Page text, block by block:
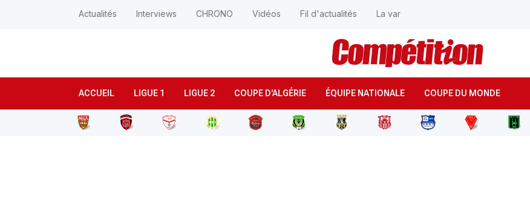
ACCUEIL LIGUE 1 LIGUE 2 COUPE D'ALGÉRIE ÉQUIPE NATIONALE COUPE DU MONDE
Actualités Interviews CHRONO Vidéos Fil d'actualités La var